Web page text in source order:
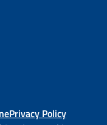
Privacy Policy